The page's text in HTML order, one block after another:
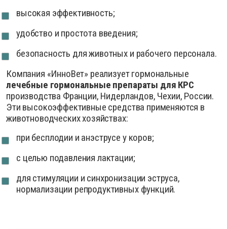
высокая эффективность;
удобство и простота введения;
безопасность для животных и рабочего персонала.
Компания «ИнноВет» реализует гормональные
лечебные гормональные препараты для КРС
производства Франции, Нидерландов, Чехии, России.
Эти высокоэффективные средства применяются в
животноводческих хозяйствах:
при бесплодии и анэструсе у коров;
с целью подавления лактации;
для стимуляции и синхронизации эструса,
нормализации репродуктивных функций.